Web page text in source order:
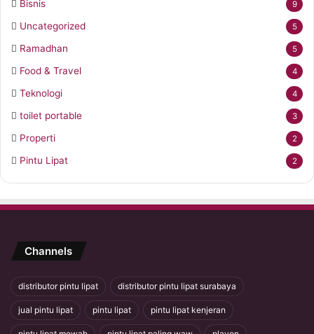
Bisnis 9
Uncategorized 5
Ramadhan 5
Food & Travel 4
Teknologi 4
toilet portable 3
Properti 2
Pintu Lipat 2
Channels
distributor pintu lipat distributor pintu lipat surabaya
jual pintu lipat pintu lipat pintu lipat kenjeran